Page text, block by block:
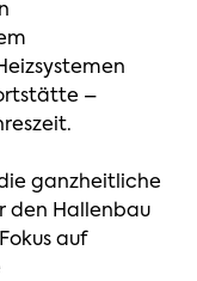
–
ganzheitliche
den Hallenbau
Fokus auf